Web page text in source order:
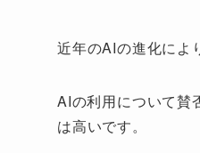
近年のAIの進化によ
AIの利用について賛
は高いです。